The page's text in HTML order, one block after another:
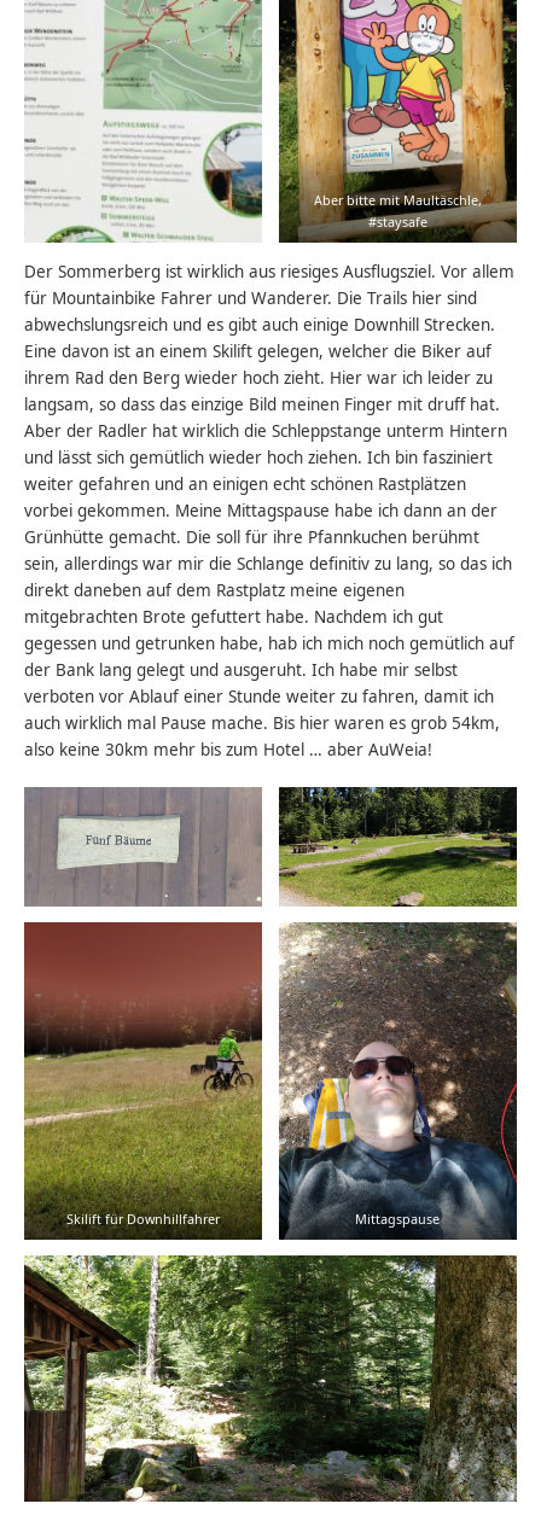
Aber bitte mit Maultäschle,
#staysafe
Der Sommerberg ist wirklich aus riesiges Ausflugsziel. Vor allem
für Mountainbike Fahrer und Wanderer. Die Trails hier sind
abwechslungsreich und es gibt auch einige Downhill Strecken.
Eine davon ist an einem Skilift gelegen, welcher die Biker auf
ihrem Rad den Berg wieder hoch zieht. Hier war ich leider zu
langsam, so dass das einzige Bild meinen Finger mit druff hat.
Aber der Radler hat wirklich die Schleppstange unterm Hintern
und lässt sich gemütlich wieder hoch ziehen. Ich bin fasziniert
weiter gefahren und an einigen echt schönen Rastplätzen
vorbei gekommen. Meine Mittagspause habe ich dann an der
Grünhütte gemacht. Die soll für ihre Pfannkuchen berühmt
sein, allerdings war mir die Schlange definitiv zu lang, so das ich
direkt daneben auf dem Rastplatz meine eigenen
mitgebrachten Brote gefuttert habe. Nachdem ich gut
gegessen und getrunken habe, hab ich mich noch gemütlich auf
der Bank lang gelegt und ausgeruht. Ich habe mir selbst
verboten vor Ablauf einer Stunde weiter zu fahren, damit ich
auch wirklich mal Pause mache. Bis hier waren es grob 54km,
also keine 30km mehr bis zum Hotel … aber AuWeia!
Skilift für Downhillfahrer Mittagspause